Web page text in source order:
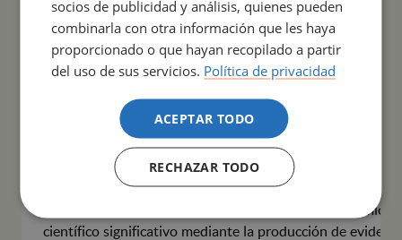
Además, el grupo de investigación tiene el compromiso
formar investigadores e investigadoras capaces de
los retos sociales y sanitarios emergentes, con una
ética, crítica y transformadora.
Aspiramos a generar un impacto social, económico
científico significativo mediante la producción de
socios de publicidad y análisis, quienes pueden
combinarla con otra información que les haya
proporcionado o que hayan recopilado a partir
del uso de sus servicios. Política de privacidad
ACEPTAR TODO
RECHAZAR TODO